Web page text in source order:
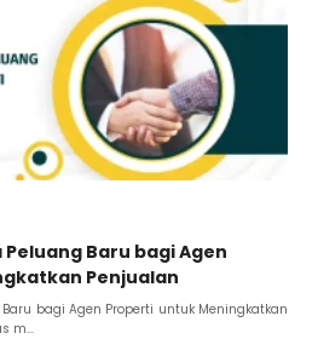
Baru bagi Agen
Penjualan
bagi Agen Properti untuk Meningkatkan
m...